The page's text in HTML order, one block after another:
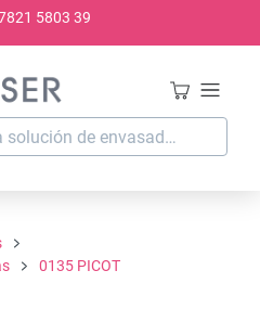
5803 39
0135 PICOT